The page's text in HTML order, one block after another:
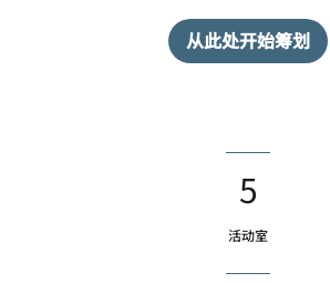
从此处开始筹划
5
活动室